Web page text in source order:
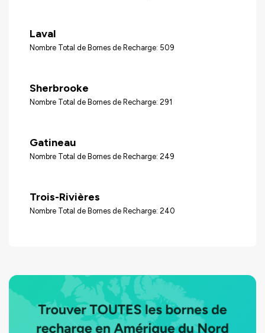
Laval
Nombre Total de Bornes de Recharge: 509
Sherbrooke
Nombre Total de Bornes de Recharge: 291
Gatineau
Nombre Total de Bornes de Recharge: 249
Trois-Rivières
Nombre Total de Bornes de Recharge: 240